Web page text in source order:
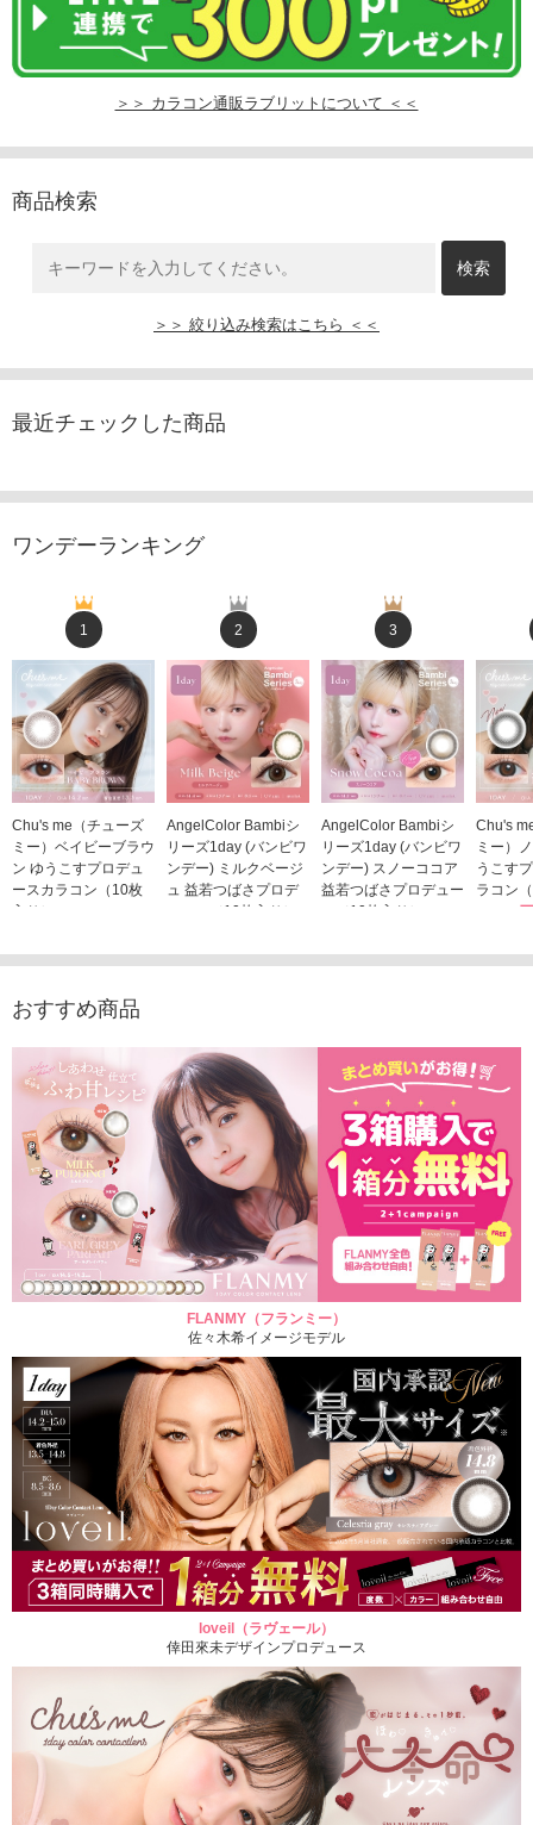
＞＞ カラコン通販ラブリットについて ＜＜
商品検索
＞＞ 絞り込み検索はこちら ＜＜
最近チェックした商品
ワンデーランキング
1
Chu's me（チューズ
ミー）ベイビーブラウ
ン ゆうこすプロデュ
ースカラコン（10枚
入り）
2
AngelColor Bambiシ
リーズ1day (バンビワ
ンデー) ミルクベージ
ュ 益若つばさプロデ
ュース（10枚入り）
3
AngelColor Bambiシ
リーズ1day (バンビワ
ンデー) スノーココア
益若つばさプロデュー
ス（10枚入り）
Chu's
ミー）
うこす
ラコン
1,705
おすすめ商品
FLANMY（フランミー）
佐々木希イメージモデル
loveil（ラヴェール）
倖田來未デザインプロデュース